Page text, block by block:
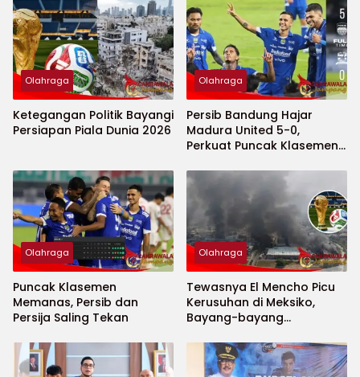
Olahraga
Ketegangan Politik Bayangi
Persiapan Piala Dunia 2026
Olahraga
Persib Bandung Hajar
Madura United 5-0,
Perkuat Puncak Klasemen
Olahraga
Puncak Klasemen
Memanas, Persib dan
Persija Saling Tekan
Olahraga
Tewasnya El Mencho Picu
Kerusuhan di Meksiko,
Bayang-bayang
2026 Menguat